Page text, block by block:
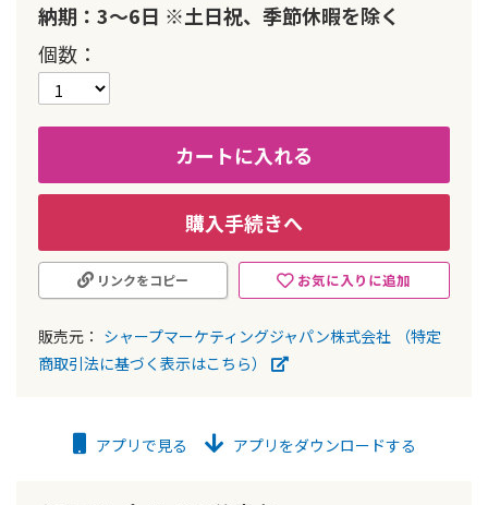
納期：3～6日 ※土日祝、季節休暇を除く
個数
カートに入れる
購入手続きへ
お気に入りに追加
リンクをコピー
販売元： シャープマーケティングジャパン株式会社
（特定
商取引法に基づく表示はこちら）
動
る
アプリで見る アプリをダウンロードする